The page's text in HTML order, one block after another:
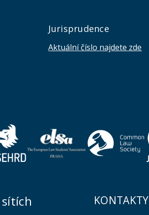
Jurisprudence
Aktuální číslo najdete zde
sítích KONTAKTY